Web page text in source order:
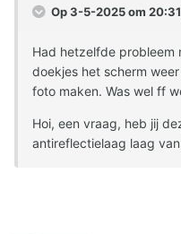
Op 3-5-2025 om
Had hetzelfde probleem
doekjes het scherm
foto maken. Was wel ff
Hoi, een vraag, heb jij
antireflectielaag laag